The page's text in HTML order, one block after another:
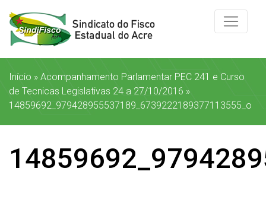
Início » Acompanhamento Parlamentar PEC 241 e Curso
de Tecnicas Legislativas 24 a 27/10/2016 »
14859692_979428955537189_6739222189377113555_o